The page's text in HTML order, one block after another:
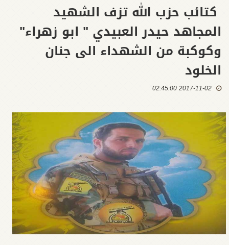
كتائب حزب الله تزف الشهيد
المجاهد حيدر العبيدي " ابو زهراء"
وكوكبة من الشهداء الى جنان
الخلود
2017-11-02 02:45:00